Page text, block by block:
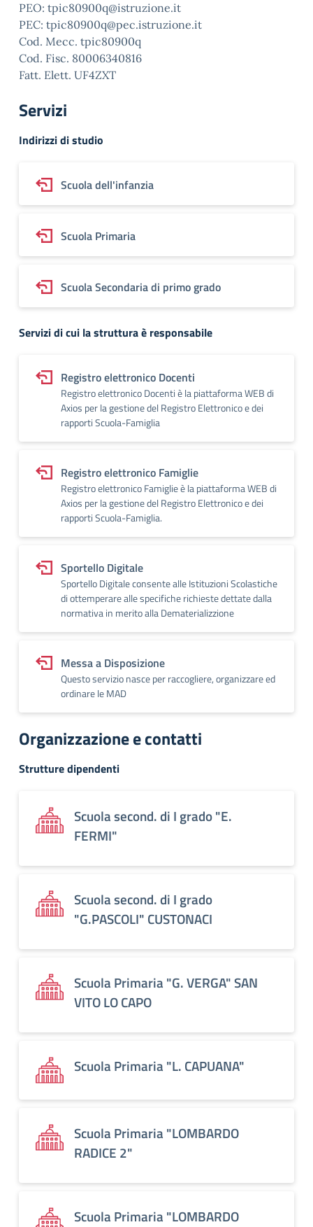
PEO: tpic80900q@istruzione.it
PEC: tpic80900q@pec.istruzione.it
Cod. Mecc. tpic80900q
Cod. Fisc. 80006340816
Fatt. Elett. UF4ZXT
Servizi
Indirizzi di studio
Scuola dell'infanzia
Scuola Primaria
Scuola Secondaria di primo grado
Servizi di cui la struttura è responsabile
Registro elettronico Docenti
Registro elettronico Docenti è la piattaforma WEB di
Axios per la gestione del Registro Elettronico e dei
rapporti Scuola-Famiglia
Registro elettronico Famiglie
Registro elettronico Famiglie è la piattaforma WEB di
Axios per la gestione del Registro Elettronico e dei
rapporti Scuola-Famiglia.
Sportello Digitale
Sportello Digitale consente alle Istituzioni Scolastiche
di ottemperare alle specifiche richieste dettate dalla
normativa in merito alla Dematerializzione
Messa a Disposizione
Questo servizio nasce per raccogliere, organizzare ed
ordinare le MAD
Organizzazione e contatti
Strutture dipendenti
Scuola second. di I grado "E.
FERMI"
Scuola second. di I grado
"G.PASCOLI" CUSTONACI
Scuola Primaria "G. VERGA" SAN
VITO LO CAPO
Scuola Primaria "L. CAPUANA"
Scuola Primaria "LOMBARDO
RADICE 2"
Scuola Primaria "LOMBARDO